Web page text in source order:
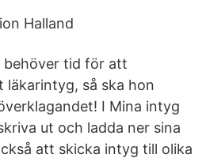
Halland
tid för att
läkarintyg, så ska hon
I Mina intyg
ut och ladda ner sina
att skicka intyg till olika